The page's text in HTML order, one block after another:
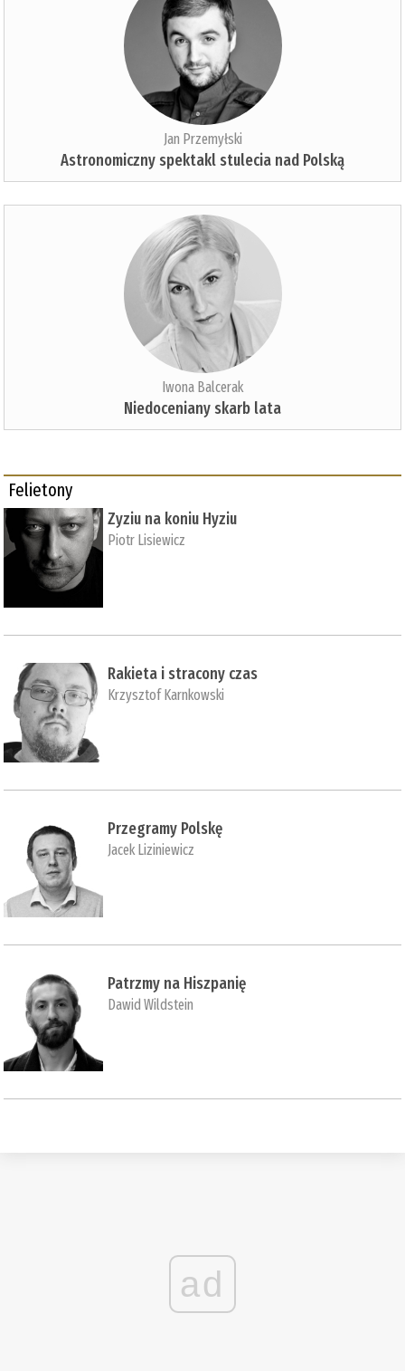
Jan Przemyłski
Astronomiczny spektakl stulecia nad Polską
Iwona Balcerak
Niedoceniany skarb lata
Felietony
Zyziu na koniu Hyziu
Piotr Lisiewicz
Rakieta i stracony czas
Krzysztof Karnkowski
Przegramy Polskę
Jacek Liziniewicz
Patrzmy na Hiszpanię
Dawid Wildstein
ad